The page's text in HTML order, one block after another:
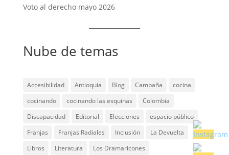
Voto al derecho mayo 2026
Nube de temas
Accesibilidad Antioquia Blog Campaña
cocina
cocinando
cocinando las esquinas
Colombia
Discapacidad
Editorial Elecciones
espacio público
Franjas
Franjas Radiales Inclusión
La Devuelta
Libros
Literatura
Los Dramaricones